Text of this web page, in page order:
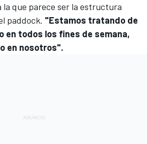
la que parece ser la estructura
paddock. "Estamos tratando de
en todos los fines de semana,
en nosotros".